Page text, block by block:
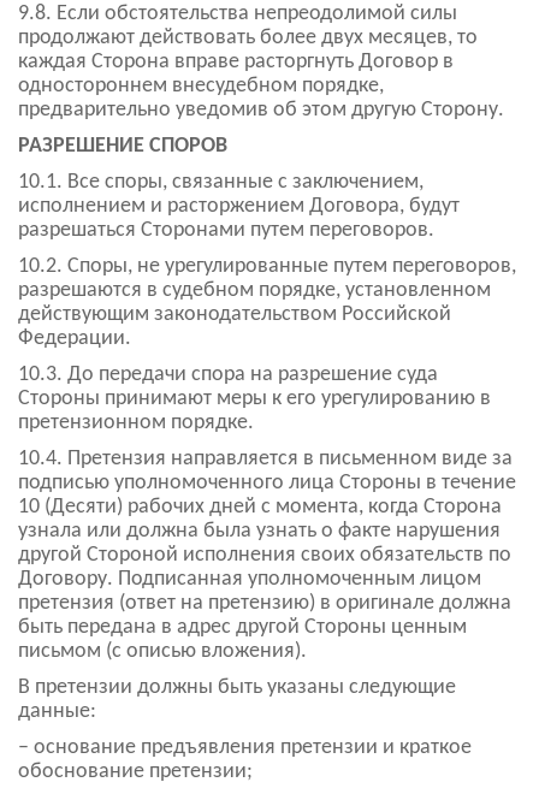
9.8. Если обстоятельства непреодолимой силы
продолжают действовать более двух месяцев, то
каждая Сторона вправе расторгнуть Договор в
одностороннем внесудебном порядке,
предварительно уведомив об этом другую Сторону.
РАЗРЕШЕНИЕ СПОРОВ
10.1. Все споры, связанные с заключением,
исполнением и расторжением Договора, будут
разрешаться Сторонами путем переговоров.
10.2. Споры, не урегулированные путем переговоров,
разрешаются в судебном порядке, установленном
действующим законодательством Российской
Федерации.
10.3. До передачи спора на разрешение суда
Стороны принимают меры к его урегулированию в
претензионном порядке.
10.4. Претензия направляется в письменном виде за
подписью уполномоченного лица Стороны в течение
10 (Десяти) рабочих дней с момента, когда Сторона
узнала или должна была узнать о факте нарушения
другой Стороной исполнения своих обязательств по
Договору. Подписанная уполномоченным лицом
претензия (ответ на претензию) в оригинале должна
быть передана в адрес другой Стороны ценным
письмом (с описью вложения).
В претензии должны быть указаны следующие
данные:
– основание предъявления претензии и краткое
обоснование претензии;